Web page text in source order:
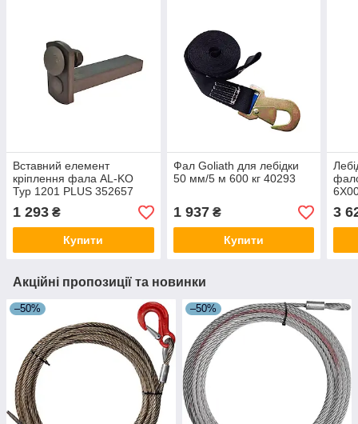
Вставний елемент
кріплення фала AL-KO
Typ 1201 PLUS 352657
1 293 ₴
Купити
Фал Goliath для лебідки
50 мм/5 м 600 кг 40293
1 937₴
Купити
3
Акційні пропозиції та новинки
–50% –50%